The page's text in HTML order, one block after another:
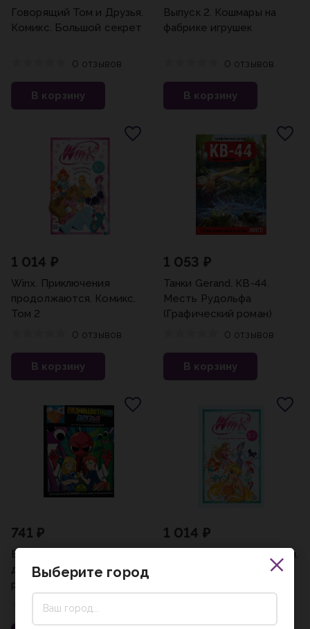
Говорящий Том и Друзья.
Комикс. Большой секрет
0 отзывов
В корзину
Выпуск 2. Кошмары на
фабрике игрушек
0 отзывов
В корзину
1 014 ₽
Winx. Приключения
продолжаются. Комикс.
Том 2
0 отзывов
В корзину
1 053 ₽
Танки Gerand. КВ-44.
Месть Рудольфа
(Графический роман)
0 отзывов
В корзину
741 ₽
Выпуск 1. Разноцветные
друзья. 5 ночей в парке
развлечений
0 отзывов
1 014 ₽
Winx. За пределами магии.
Выберите город